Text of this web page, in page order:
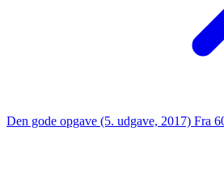
Den gode opgave (5. udgave, 2017) Fra